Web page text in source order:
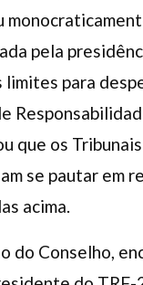
pela
limites para
que os
se pautar em
acima.
do Conselho,